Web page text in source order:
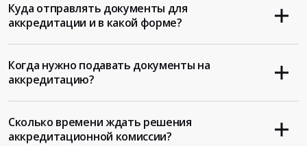
Куда отправлять документы для
аккредитации и в какой форме?
Когда нужно подавать документы на
аккредитацию?
Сколько времени ждать решения
аккредитационной комиссии?